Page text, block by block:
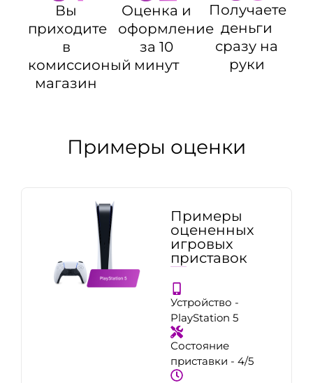
Вы
приходите
в
комиссионый
магазин
Оценка и
оформление
за 10
минут
Получаете
деньги
сразу на
руки
Примеры оценки
Примеры
оцененных
игровых
приставок
Устройство -
PlayStation 5
Состояние
приставки - 4/5